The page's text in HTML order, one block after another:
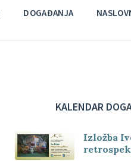
DOGAĐANJA
KALENDAR
Izložba